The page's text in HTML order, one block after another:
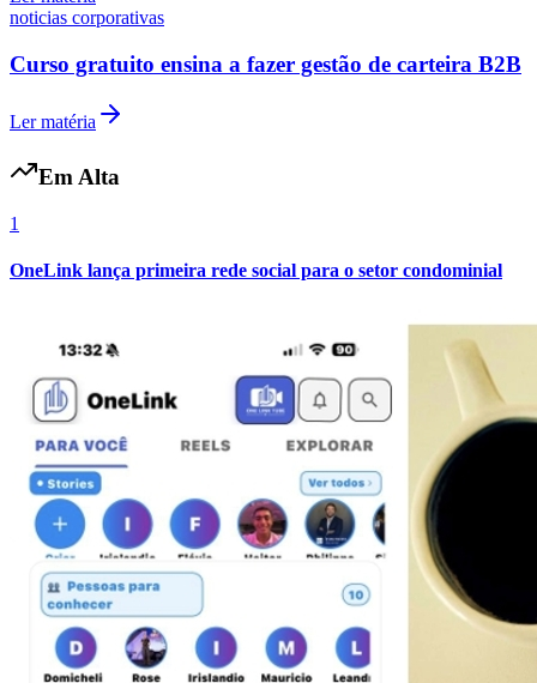
Internacional
noticias corporativas
Curso gratuito ensina a fazer gestão de carteira B2B
Ler matéria
Em Alta
1
OneLink lança primeira rede social para o setor condominial